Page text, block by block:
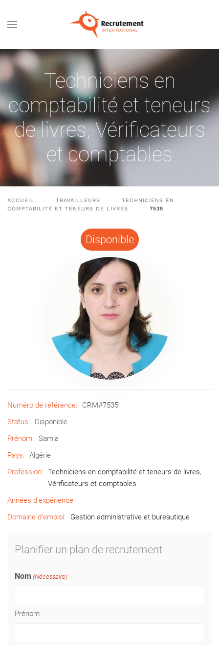
Passer au contenu principal
Techniciens en
comptabilité et teneurs
de livres,Vérificateurs
et comptables
ACCUEIL TRAVAILLEURS
TECHNICIENS EN
COMPTABILITÉ ET TENEURS DE LIVRES
7535
Disponible
Numéro de référence:
CRM#7535
Status:
Disponible
Prénom:
Samia
Pays:
Algérie
Profession:
Techniciens en comptabilité et teneurs de livres,
Vérificateurs et comptables
Années d’expérience:
Domaine d’emploi:
Gestion administrative et bureautique
Planifier un plan de recrutement
Nom (Nécessaire)
Prénom